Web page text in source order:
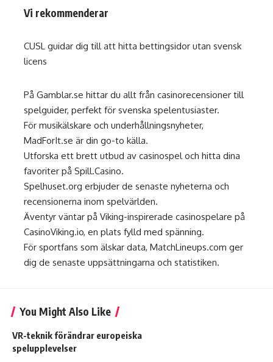
Vi rekommenderar
CUSL guidar dig till att hitta bettingsidor utan svensk
licens
På Gamblar.se hittar du allt från casinorecensioner till
spelguider, perfekt för svenska spelentusiaster.
För musikälskare och underhållningsnyheter,
MadForIt.se är din go-to källa.
Utforska ett brett utbud av casinospel och hitta dina
favoriter på Spill.Casino.
Spelhuset.org erbjuder de senaste nyheterna och
recensionerna inom spelvärlden.
Äventyr väntar på Viking-inspirerade casinospelare på
CasinoViking.io, en plats fylld med spänning.
För sportfans som älskar data, MatchLineups.com ger
dig de senaste uppsättningarna och statistiken.
You Might Also Like
VR-teknik förändrar europeiska
spelupplevelser